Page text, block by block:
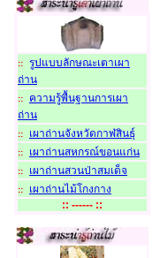
::
รูปแบบลักษณะเตาเผา
ถ่าน
::
ความรู้พื้นฐานการเผา
ถ่าน
:: เผาถ่านจังหวัดกาฬสินธุ์
:: เผาถ่านสหกรณ์ขอนแก่น
:: เผาถ่านสวนป่าสมเด็จ
::
เผาถ่านไม้โกงกาง
:: ------ ::